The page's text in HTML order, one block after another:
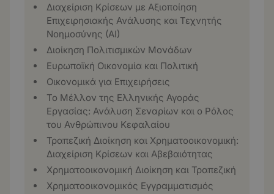
Διαχείριση Κρίσεων με Αξιοποίηση
Επιχειρησιακής Ανάλυσης και Τεχνητής
Νοημοσύνης (ΑΙ)
Διοίκηση Πολιτισμικών Μονάδων
Ευρωπαϊκή Οικονομία και Πολιτική
Οικονομικά για Επιχειρήσεις
Το Μέλλον της Ελληνικής Αγοράς
Εργασίας: Ανάλυση Σεναρίων και ο Ρόλος
του Ανθρώπινου Κεφαλαίου
Τραπεζική Διοίκηση και Χρηματοοικονομική:
Διαχείριση Κρίσεων και Αβεβαιότητας
Χρηματοοικονομική Διοίκηση και Τραπεζική
Χρηματοοικονομικός Εγγραμματισμός